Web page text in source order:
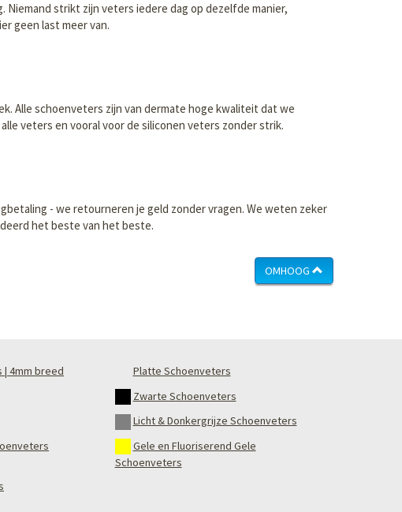
strikt zijn veters iedere dag op dezelfde manier,
geen last meer van.
Alle schoenveters zijn van dermate hoge kwaliteit dat we
veters en vooral voor de siliconen veters zonder strik.
- we retourneren je geld zonder vragen. We weten zeker
het beste van het beste.
OMHOOG
| 4mm breed
Platte Schoenveters
Zwarte Schoenveters
Licht & Donkergrijze Schoenveters
Gele en Fluoriserend Gele
Schoenveters